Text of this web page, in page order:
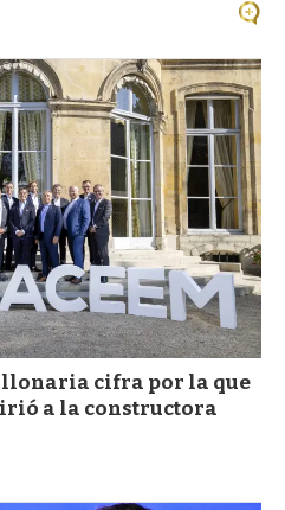
cifra por la que
a la constructora